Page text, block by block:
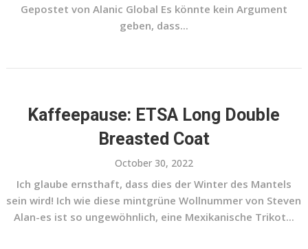
Gepostet von Alanic Global Es könnte kein Argument
geben, dass...
Kaffeepause: ETSA Long Double
Breasted Coat
October 30, 2022
Ich glaube ernsthaft, dass dies der Winter des Mantels
sein wird! Ich wie diese mintgrüne Wollnummer von Steven
Alan-es ist so ungewöhnlich, eine Mexikanische Trikot...